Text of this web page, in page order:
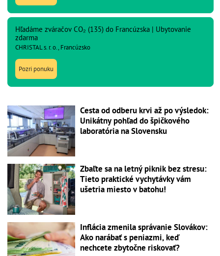
Hľadáme zváračov CO₂ (135) do Francúzska | Ubytovanie
zdarma
CHRISTAL s. r. o., Francúzsko
Pozri ponuku
Cesta od odberu krvi až po výsledok:
Unikátny pohľad do špičkového
laboratória na Slovensku
Zbaľte sa na letný piknik bez stresu:
Tieto praktické vychytávky vám
ušetria miesto v batohu!
Inflácia zmenila správanie Slovákov:
Ako narábať s peniazmi, keď
nechcete zbytočne riskovať?